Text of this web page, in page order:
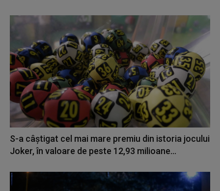
S-a câştigat cel mai mare premiu din istoria jocului
Joker, în valoare de peste 12,93 milioane...